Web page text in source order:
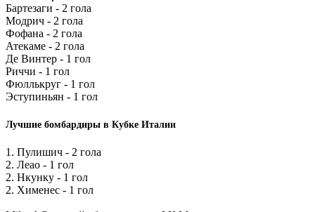
Бартезаги - 2 гола
Модрич - 2 гола
Фофана - 2 гола
Атекаме - 2 гола
Де Винтер - 1 гол
Риччи - 1 гол
Фюллькруг - 1 гол
Эступиньян - 1 гол
Лучшие бомбардиры в Кубке Италии
1. Пулишич - 2 гола
2. Леао - 1 гол
2. Нкунку - 1 гол
2. Хименес - 1 гол